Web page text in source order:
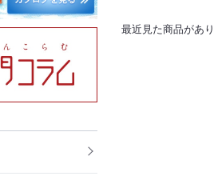
最近見た商品があり